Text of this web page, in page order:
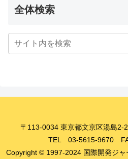
全体検索
〒113-0034 東京都文京区湯島2-
TEL 03-5615-9670
Copyright © 1997-2024 国際開発ジャ